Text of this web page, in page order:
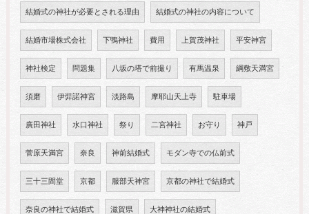
結婚式の神社が必要とされる理由 結婚式の神社の内容について
結婚市場株式会社 下鴨神社 費用 上賀茂神社 平安神宮
神社検定 問題集 八坂の塔で前撮り 有馬温泉 綱敷天満宮
須磨 伊弉諾神宮 淡路島 摩耶山天上寺 駐車場
廣田神社 水口神社 祭り 二宮神社 お守り 神戸
菅原天満宮 奈良 神前結婚式 モダン寺での仏前式
三十三間堂 京都 服部天神宮 京都の神社で結婚式
奈良の神社で結婚式 滋賀県 大神神社の結婚式